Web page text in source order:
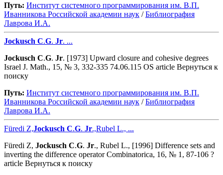
Путь: Институт системного программирования им. В.П.
Иванникова Роcсийской академии наук /Библиография
Лаврова И.А.
Jockusch C.G. Jr. ...
Jockusch C.G. Jr. [1973] Upward closure and cohesive degrees
Israel J. Math., 15, № 3, 332-335 74.06.115 OS article Вернуться к
поиску
Путь: Институт системного программирования им. В.П.
Иванникова Роcсийской академии наук /Библиография
Лаврова И.А.
Füredi Z,Jockusch C.G. Jr.,Rubel L., ...
Füredi Z, Jockusch C.G. Jr., Rubel L., [1996] Difference sets and
inverting the difference operator Combinatorica, 16, № 1, 87-106 ?
article Вернуться к поиску